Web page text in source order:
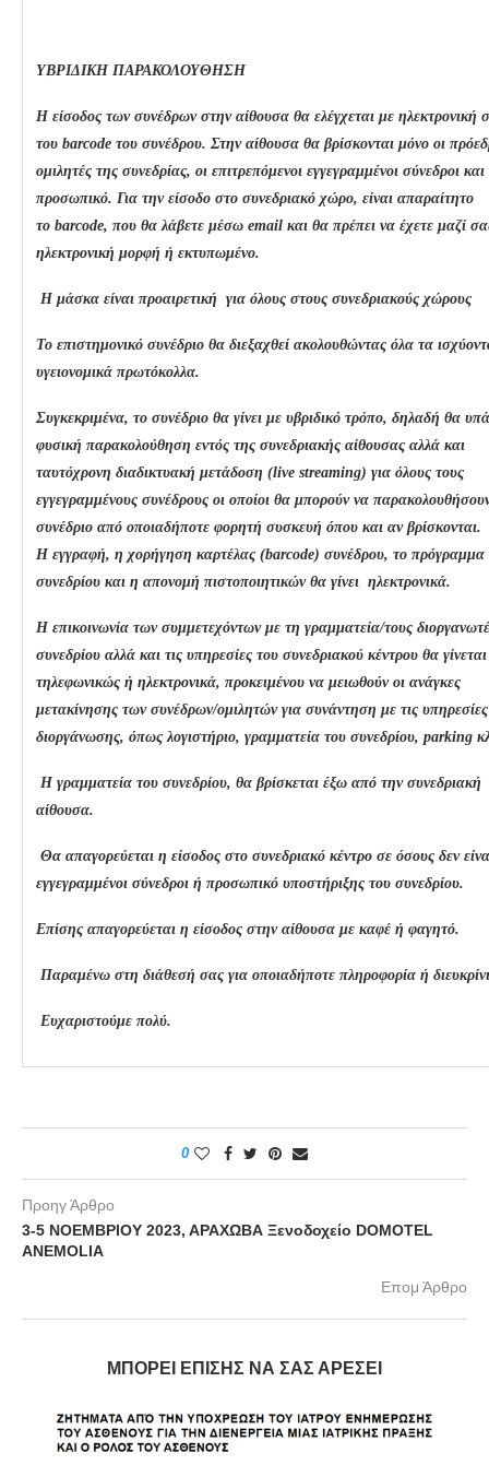
ΥΒΡΙΔΙΚΗ ΠΑΡΑΚΟΛΟΥΘΗΣΗ
Η είσοδος των συνέδρων στην αίθουσα θα ελέγχεται με ηλεκτρονική
του barcode του συνέδρου. Στην αίθουσα θα βρίσκονται μόνο οι
ομιλητές της συνεδρίας, οι επιτρεπόμενοι εγγεγραμμένοι σύνεδροι και
προσωπικό. Για την είσοδο στο συνεδριακό χώρο, είναι απαραίτητο
το barcode, που θα λάβετε μέσω email και θα πρέπει να έχετε μαζί
ηλεκτρονική μορφή ή εκτυπωμένο.
Η μάσκα είναι προαιρετική για όλους στους συνεδριακούς χώρους
Το επιστημονικό συνέδριο θα διεξαχθεί ακολουθώντας όλα τα
υγειονομικά πρωτόκολλα.
Συγκεκριμένα, το συνέδριο θα γίνει με υβριδικό τρόπο, δηλαδή θα
φυσική παρακολούθηση εντός της συνεδριακής αίθουσας αλλά και
ταυτόχρονη διαδικτυακή μετάδοση (live streaming) για όλους τους
εγγεγραμμένους συνέδρους οι οποίοι θα μπορούν να
συνέδριο από οποιαδήποτε φορητή συσκευή όπου και αν βρίσκονται.
Η εγγραφή, η χορήγηση καρτέλας (barcode) συνέδρου, το πρόγραμμα
συνεδρίου και η απονομή πιστοποιητικών θα γίνει ηλεκτρονικά.
Η επικοινωνία των συμμετεχόντων με τη γραμματεία/τους
συνεδρίου αλλά και τις υπηρεσίες του συνεδριακού κέντρου θα γίνεται
τηλεφωνικώς ή ηλεκτρονικά, προκειμένου να μειωθούν οι ανάγκες
μετακίνησης των συνέδρων/ομιλητών για συνάντηση με τις
διοργάνωσης, όπως λογιστήριο, γραμματεία του συνεδρίου, parking
Η γραμματεία του συνεδρίου, θα βρίσκεται έξω από την συνεδριακή
αίθουσα.
Θα απαγορεύεται η είσοδος στο συνεδριακό κέντρο σε όσους δεν
εγγεγραμμένοι σύνεδροι ή προσωπικό υποστήριξης του συνεδρίου.
Επίσης απαγορεύεται η είσοδος στην αίθουσα με καφέ ή φαγητό.
Παραμένω στη διάθεσή σας για οποιαδήποτε πληροφορία ή
Ευχαριστούμε πολύ.
0
Προηγ Άρθρο
3-5 ΝΟΕΜΒΡΙΟΥ 2023, ΑΡΑΧΩΒΑ Ξενοδοχείο DOMOTEL
ANEMOLIA
Επομ Άρθρο
ΜΠΟΡΕΊ ΕΠΊΣΗΣ ΝΑ ΣΑΣ ΑΡΈΣΕΙ